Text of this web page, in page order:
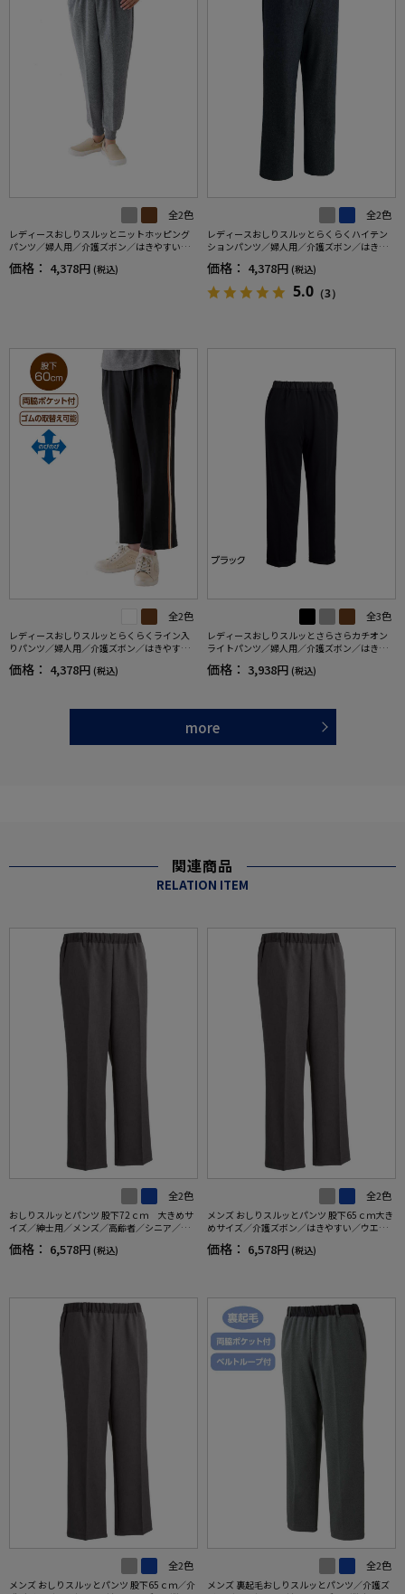
全2色
レディースおしりスルッとニットホッピング
パンツ／婦人用／介護ズボン／はきやすい／
ウエストゴム【CF】
価格： 4,378円 (税込)
全2色
レディースおしりスルッとらくらくハイテン
ションパンツ／婦人用／介護ズボン／はきや
すい／ウエストゴム／敬老の日／ギフト／プ
レゼント【CF】
価格： 4,378円 (税込)
5.0 （3）
全2色
レディースおしりスルッとらくらくライン入
りパンツ／婦人用／介護ズボン／はきやすい
／ウエストゴム／敬老の日／ギフト／プレゼ
ント【CF】
価格： 4,378円 (税込)
全3色
レディースおしりスルッとさらさらカチオン
ライトパンツ／婦人用／介護ズボン／はきや
すい【CF】
価格： 3,938円 (税込)
more
関連商品
RELATION ITEM
全2色
おしりスルッとパンツ 股下72ｃｍ 大きめサ
イズ／紳士用／メンズ／高齢者／シニア／介
護ズボン／はきやすい／ウエストゴム／敬老
の日／ギフト／プレゼント 【CF】
価格： 6,578円 (税込)
全2色
メンズ おしりスルッとパンツ 股下65ｃｍ大き
めサイズ／介護ズボン／はきやすい／ウエス
トゴム／敬老の日／ギフト／プレゼント 【C
F】
価格： 6,578円 (税込)
全2色
メンズ おしりスルッとパンツ 股下65ｃｍ／介
全2色
メンズ 裏起毛おしりスルッとパンツ／介護ズ